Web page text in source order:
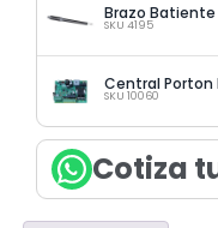
Brazo Batiente
SKU 4195
SKU 10060
Cotiza